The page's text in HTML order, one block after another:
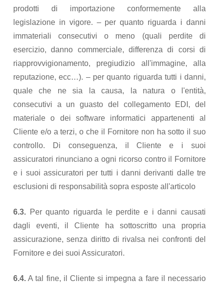
prodotti di importazione conformemente alla
legislazione in vigore. – per quanto riguarda i danni
immateriali consecutivi o meno (quali perdite di
esercizio, danno commerciale, differenza di corsi di
riapprovvigionamento, pregiudizio all'immagine, alla
reputazione, ecc…). – per quanto riguarda tutti i danni,
quale che ne sia la causa, la natura o l'entità,
consecutivi a un guasto del collegamento EDI, del
materiale o dei software informatici appartenenti al
Cliente e/o a terzi, o che il Fornitore non ha sotto il suo
controllo. Di conseguenza, il Cliente e i suoi
assicuratori rinunciano a ogni ricorso contro il Fornitore
e i suoi assicuratori per tutti i danni derivanti dalle tre
esclusioni di responsabilità sopra esposte all'articolo
6.3.Per quanto riguarda le perdite e i danni causati
dagli eventi, il Cliente ha sottoscritto una propria
assicurazione, senza diritto di rivalsa nei confronti del
Fornitore e dei suoi Assicuratori.
6.4.A tal fine, il Cliente si impegna a fare il necessario